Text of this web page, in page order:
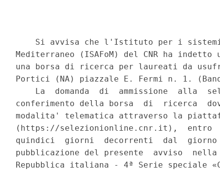
Si avvisa che l'Istituto per i
Mediterraneo (ISAFoM) del CNR ha
una borsa di ricerca per laureati da
Portici (NA) piazzale E. Fermi n. 1.
La  domanda  di  ammissione  alla
conferimento della borsa  di  ricerca
modalita' telematica attraverso la
(https://selezionionline.cnr.it),  entro
quindici  giorni  decorrenti  dal
pubblicazione del presente  avviso
Repubblica italiana - 4ª Serie speciale